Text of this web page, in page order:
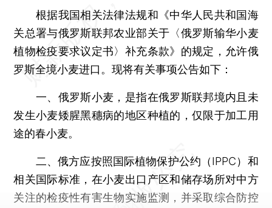
根据我国相关法律法规和《中华人民共和国海
关总署与俄罗斯联邦农业部关于〈俄罗斯输华小麦
植物检疫要求议定书〉补充条款》的规定，允许俄
罗斯全境小麦进口。现将有关事项公告如下：
一、俄罗斯小麦，是指在俄罗斯联邦境内且未
发生小麦矮腥黑穗病的地区种植的，仅限于加工用
途的春小麦。
二、俄方应按照国际植物保护公约（IPPC）和
相关国际标准，在小麦出口产区和储存场所对中方
关注的检疫性有害生物实施监测，并采取综合防控